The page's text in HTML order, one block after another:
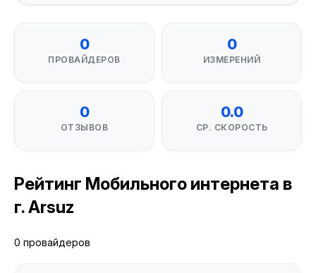
0
ПРОВАЙДЕРОВ
0
ИЗМЕРЕНИЙ
0
ОТЗЫВОВ
0.0
СР. СКОРОСТЬ
Рейтинг Мобильного интернета в
г. Arsuz
0 провайдеров